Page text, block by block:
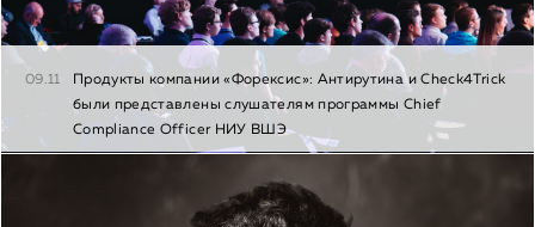
09.11
Продукты компании «Форексис»: Антирутина и Check4Trick
были представлены слушателям программы Chief
Сompliance Officer НИУ ВШЭ